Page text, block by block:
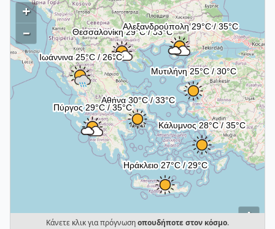
i
+
–
Κάνετε κλικ για πρόγνωσηοπουδήποτε στον κόσμο.